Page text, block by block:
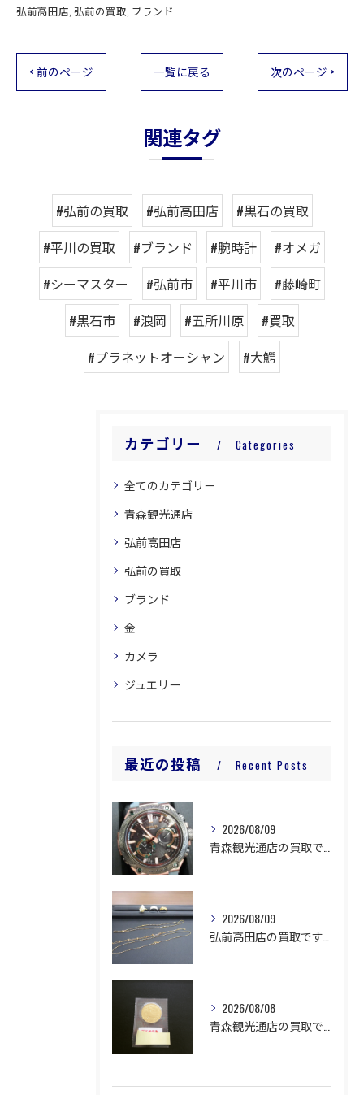
弘前高田店 弘前の買取 ブランド
< 前のページ 一覧に戻る 次のページ >
関連タグ
#弘前の買取 #弘前高田店
#黒石の買取
#平川の買取
#ブランド #腕時計
#オメガ
#シーマスター
#弘前市 #平川市
#藤崎町
#黒石市
#浪岡 #五所川原
#買取
#プラネットオーシャン
#大鰐
カテゴリー Categories
全てのカテゴリー
青森観光通店
弘前高田店
弘前の買取
ブランド
金
カメラ
ジュエリー
最近の投稿 Recent Posts
2026/08/09
2026/08/09
2026/08/08